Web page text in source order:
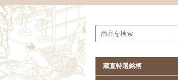
★予約受付中！★
北東北の地酒
陸奥八仙（青森）
田酒／喜久泉（青森）
清酒
最高級酒
超辛口
蔵直特選銘柄